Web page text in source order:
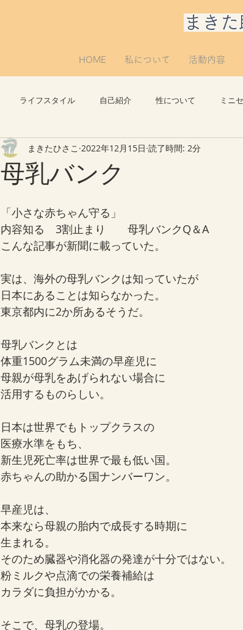
まき
HOME 私について 活動内容
ライフスタイル 自己紹介 性について ミニ
おっぱいについて 思い出 講義について
母乳バンク
まきたひさこ 2022年12月15日 読了時間: 2分
「小さな赤ちゃん守る」
内容知る　3割止まり　　母乳バンクQ＆A
こんな記事が新聞に載っていた。
実は、海外の母乳バンクは知っていたが
日本にあることは知らなかった。
東京都内に2か所あるそうだ。
母乳バンクとは
体重1500グラム未満の早産児に
母親が母乳をあげられない場合に
活用するものらしい。
日本は世界でもトップクラスの
医療水準をもち、
新生児死亡率は世界で最も低い国。
赤ちゃんの助かる国ナンバーワン。
早産児は、
本来なら母親の胎内で成長する時期に
生まれる。
そのため臓器や消化器の発達が十分ではない。
粉ミルクや点滴での栄養補給は
カラダに負担がかかる。
そこで、母乳の登場。